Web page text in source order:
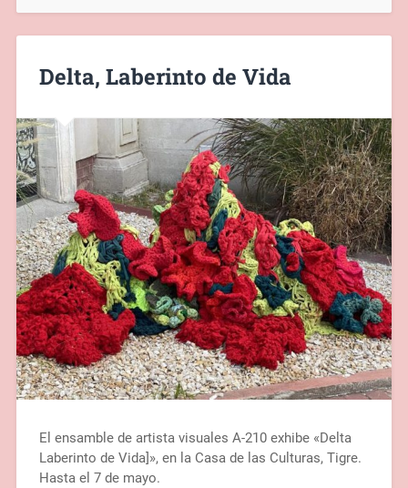
Delta, Laberinto de Vida
El ensamble de artista visuales A-210 exhibe «Delta
Laberinto de Vida]», en la Casa de las Culturas, Tigre.
Hasta el 7 de mayo.